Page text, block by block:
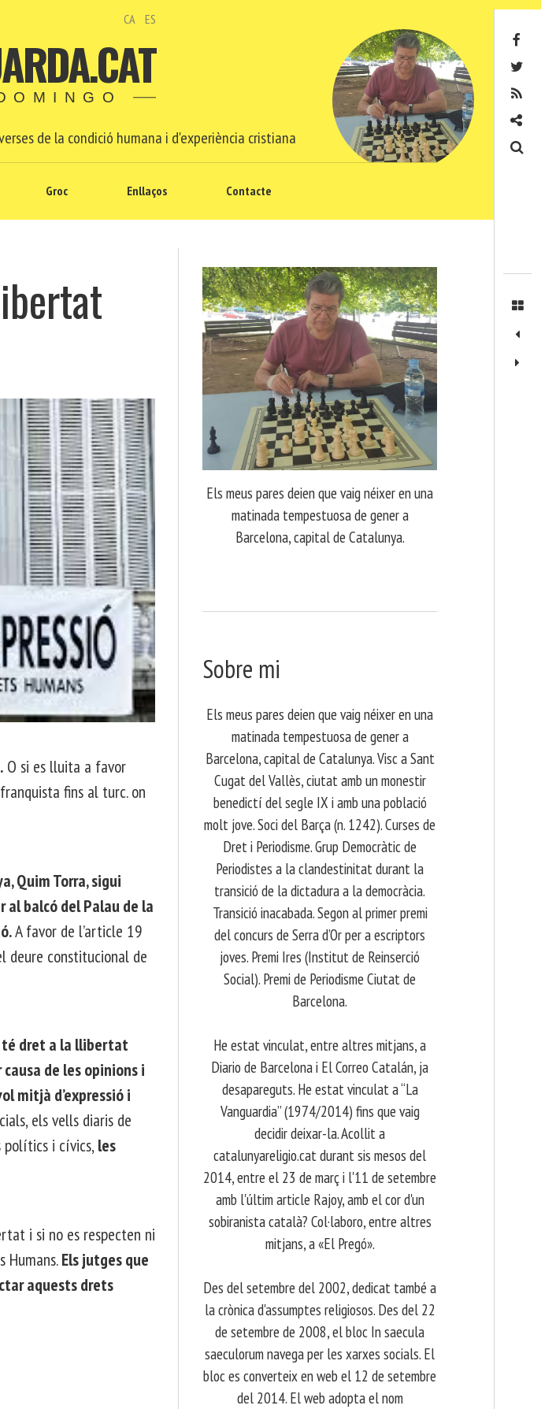
CA ES
de la condició humana i d'experiència cristiana
Groc Enllaços Contacte
O si es lluita a favor
fins al turc. on
Quim Torra, sigui
al balcó del Palau de la
A favor de l’article 19
deure constitucional de
té dret a la llibertat
de les opinions i
mitjà d’expressió i
els vells diaris de
polítics i cívics,les
i si no es respecten ni
Humans.Els jutges que
aquests drets
Els meus pares deien que vaig néixer en una
matinada tempestuosa de gener a
Barcelona, capital de Catalunya.
Sobre mi
Els meus pares deien que vaig néixer en una
matinada tempestuosa de gener a
Barcelona, capital de Catalunya. Visc a Sant
Cugat del Vallès, ciutat amb un monestir
benedictí del segle IX i amb una població
molt jove. Soci del Barça (n. 1242). Curses de
Dret i Periodisme. Grup Democràtic de
Periodistes a la clandestinitat durant la
transició de la dictadura a la democràcia.
Transició inacabada. Segon al primer premi
del concurs de Serra d’Or per a escriptors
joves. Premi Ires (Institut de Reinserció
Social). Premi de Periodisme Ciutat de
Barcelona.
​ He estat vinculat, entre altres mitjans, a
Diario de Barcelona i El Correo Catalán, ja
desapareguts. He estat vinculat a “La
Vanguardia” (1974/2014) fins que vaig
decidir deixar-la. Acollit a
catalunyareligio.cat durant sis mesos del
2014, entre el 23 de març i l'11 de setembre
amb l'últim article Rajoy, amb el cor d'un
sobiranista català? Col·laboro, entre altres
mitjans, a «El Pregó».
​ Des del setembre del 2002, dedicat també a
la crònica d'assumptes religiosos. Des del 22
de setembre de 2008, el bloc In saecula
saeculorum navega per les xarxes socials. El
bloc es converteix en web el 12 de setembre
del 2014. El web adopta el nom
Contacte